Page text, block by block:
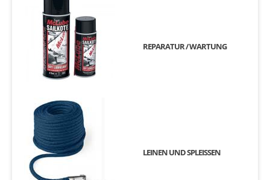
REPARATUR / WARTUNG
LEINEN UND SPLEISSEN